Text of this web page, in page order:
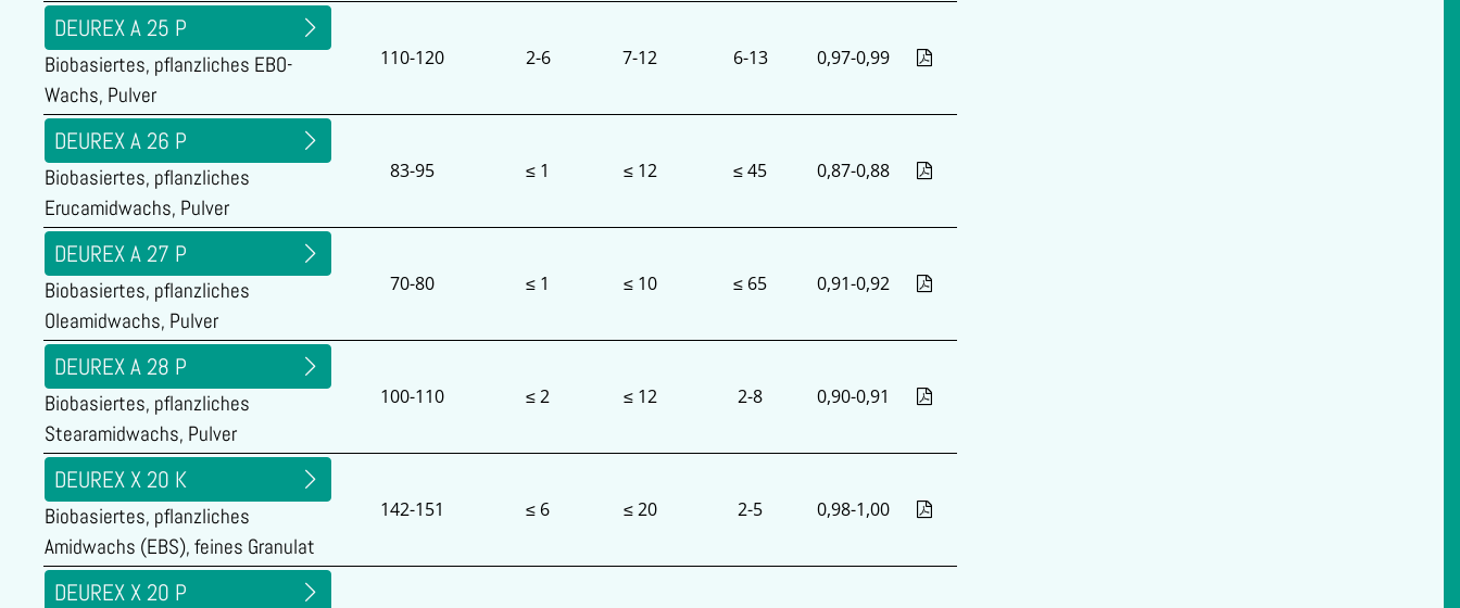
DEUREX A 25 P
Biobasiertes, pflanzliches EBO-
Wachs, Pulver
110-120 2-6 7-12 6-13 0,97-0,99
DEUREX A 26 P
Biobasiertes, pflanzliches
Erucamidwachs, Pulver
83-95 ≤ 1 ≤ 12 ≤ 45 0,87-0,88
DEUREX A 27 P
Biobasiertes, pflanzliches
Oleamidwachs, Pulver
70-80 ≤ 1 ≤ 10 ≤ 65 0,91-0,92
DEUREX A 28 P
Biobasiertes, pflanzliches
Stearamidwachs, Pulver
100-110 ≤ 2 ≤ 12 2-8 0,90-0,91
DEUREX X 20 K
Biobasiertes, pflanzliches
Amidwachs (EBS), feines Granulat
142-151 ≤ 6 ≤ 20 2-5 0,98-1,00
DEUREX X 20 P